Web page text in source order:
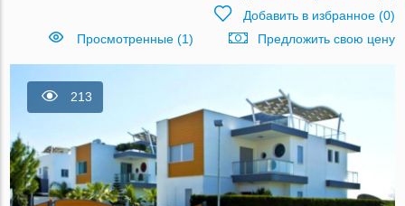
Добавить в избранное(0)
Просмотренные (1)
Предложить свою цену
213